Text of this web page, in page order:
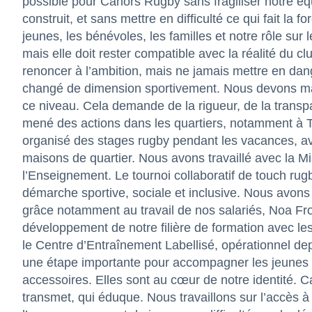
construit, et sans mettre en difficulté ce qui fait la
jeunes, les bénévoles, les familles et notre rôle
mais elle doit rester compatible avec la réalité du
renoncer à l’ambition, mais ne jamais mettre en
changé de dimension sportivement. Nous devons
ce niveau. Cela demande de la rigueur, de la
mené des actions dans les quartiers, notamment à
organisé des stages rugby pendant les vacances,
maisons de quartier. Nous avons travaillé avec la
l’Enseignement. Le tournoi collaboratif de touch
démarche sportive, sociale et inclusive. Nous
grâce notamment au travail de nos salariés, Noa
développement de notre filière de formation avec
le Centre d’Entraînement Labellisé, opérationnel
une étape importante pour accompagner les
accessoires. Elles sont au cœur de notre identité.
transmet, qui éduque. Nous travaillons sur l’accès